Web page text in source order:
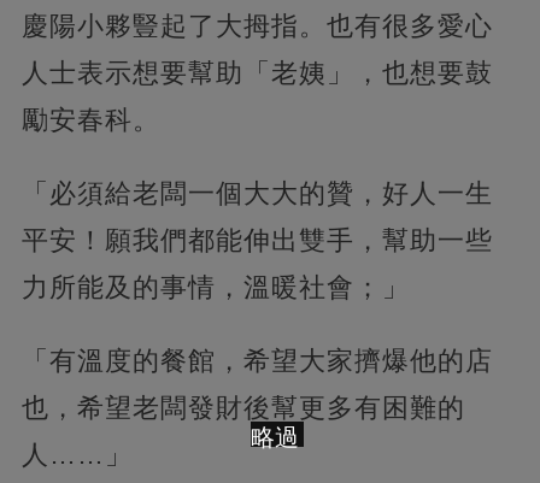
慶陽小夥豎起了大拇指。也有很多愛心
人士表示想要幫助「老姨」，也想要鼓
勵安春科。
「必須給老闆一個大大的贊，好人一生
平安！願我們都能伸出雙手，幫助一些
力所能及的事情，溫暖社會；」
「有溫度的餐館，希望大家擠爆他的店
也，希望老闆發財後幫更多有困難的
人……」
略過